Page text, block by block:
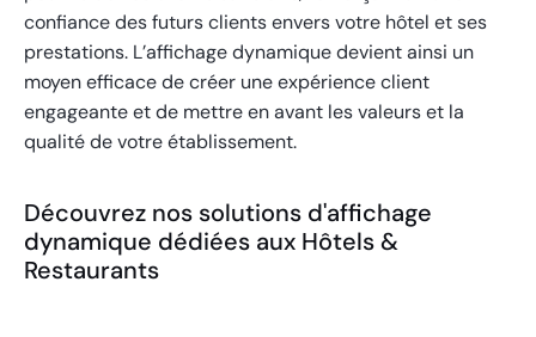
confiance des futurs clients envers votre hôtel et ses
prestations. L’affichage dynamique devient ainsi un
moyen efficace de créer une expérience client
engageante et de mettre en avant les valeurs et la
qualité de votre établissement.
Découvrez nos solutions d'affichage
dynamique dédiées aux Hôtels &
Restaurants